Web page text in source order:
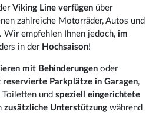
Viking Line verfügen über
zahlreiche Motorräder, Autos und
Wir empfehlen Ihnen jedoch,im
in der Hochsaison!
mit Behinderungen oder
reservierte Parkplätze in Garagen,
Toiletten undspeziell eingerichtete
zusätzliche Unterstützungwährend